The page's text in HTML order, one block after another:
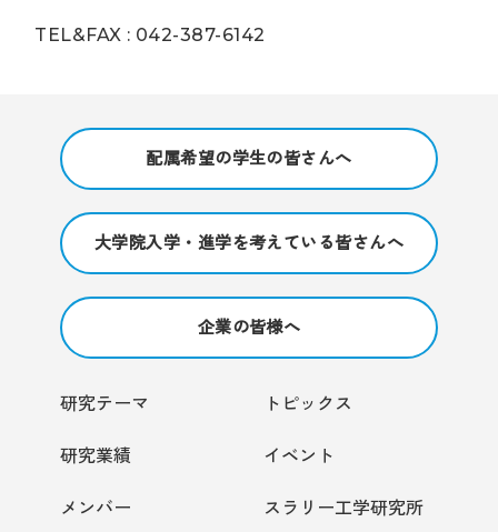
TEL&FAX : 042-387-6142
配属希望の学生の皆さんへ
大学院入学・進学を考えている皆さんへ
企業の皆様へ
研究テーマ トピックス
研究業績 イベント
メンバー スラリー工学研究所